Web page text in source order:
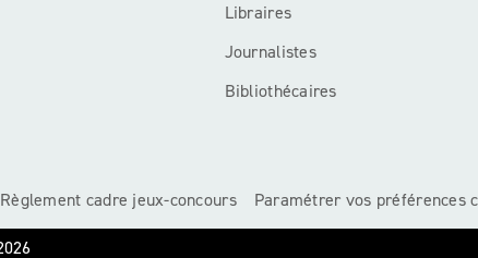
Libraires
Journalistes
Bibliothécaires
Règlement cadre jeux-concours Paramétrer vos préférences